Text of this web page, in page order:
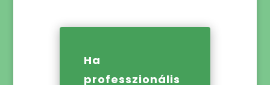
Ha
professzionális